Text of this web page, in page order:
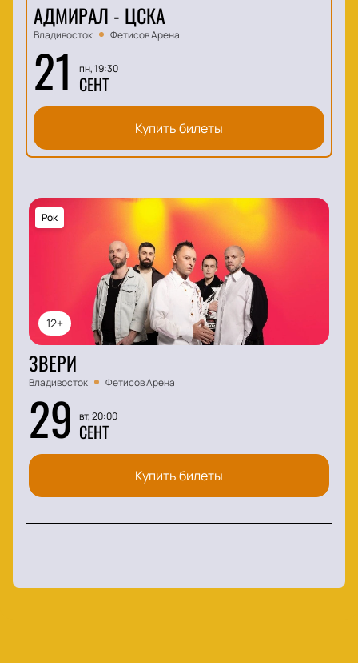
АДМИРАЛ - ЦСКА
Владивосток Фетисов Арена
21 пн, 19:30
СЕНТ
Купить билеты
12+
Рок
ЗВЕРИ
Владивосток Фетисов Арена
29 вт, 20:00
СЕНТ
Купить билеты